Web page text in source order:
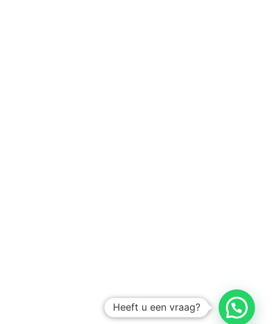
Heeft u een vraag?